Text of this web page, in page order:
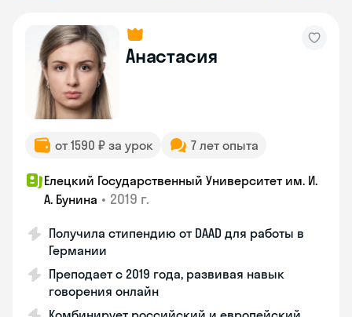
Анастасия
от 1590 ₽ за урок 7 лет опыта
Елецкий Государственный Университет им. И.
А. Бунина • 2019 г.
Получила стипендию от DAAD для работы в
Германии
Преподает с 2019 года, развивая навык
говорения онлайн